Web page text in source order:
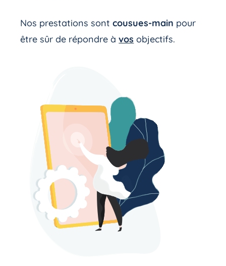
Nos prestations sontcousues-main pour
être sûr de répondre àvos objectifs.